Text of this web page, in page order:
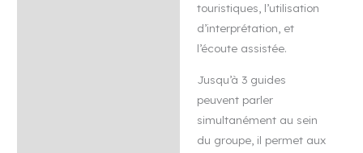
touristiques, l’utilisation
d’interprétation, et
l’écoute assistée.
Jusqu’à 3 guides
peuvent parler
simultanément au sein
du groupe, il permet aux